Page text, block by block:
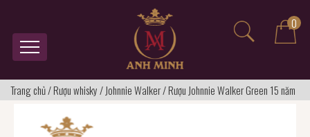
0
Trang chủ/Rượu whisky/Johnnie Walker/Rượu Johnnie Walker Green 15 năm